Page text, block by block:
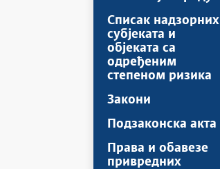
Списак надзорних
субјеката и
објеката са
одређеним
степеном ризика
Закони
Подзаконска акта
Права и обавезе
привредних